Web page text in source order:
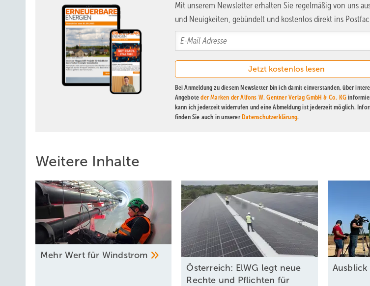
Mit unserem Newsletter erhalten Sie regelmäßig von uns
und Neuigkeiten, gebündelt und kostenlos direkt ins
Bei Anmeldung zu diesem Newsletter bin ich damit einverstanden, über
Angeboteder Marken der Alfons W. Gentner Verlag GmbH & Co. KG
kann ich jederzeit widerrufen und eine Abmeldung ist jederzeit möglich.
finden Sie auch in unserer Datenschutzerklärung.
Weitere Inhalte
Mehr Wert für Windstrom
Österreich: ElWG legt neue
Rechte und Pflichten für